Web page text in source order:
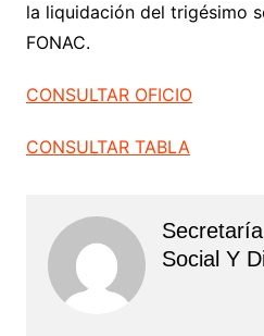
la liquidación del trigésimo
FONAC.
CONSULTAR OFICIO
CONSULTAR TABLA
Social Y